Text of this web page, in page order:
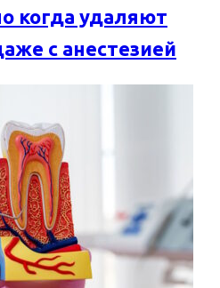
когда удаляют
с анестезией